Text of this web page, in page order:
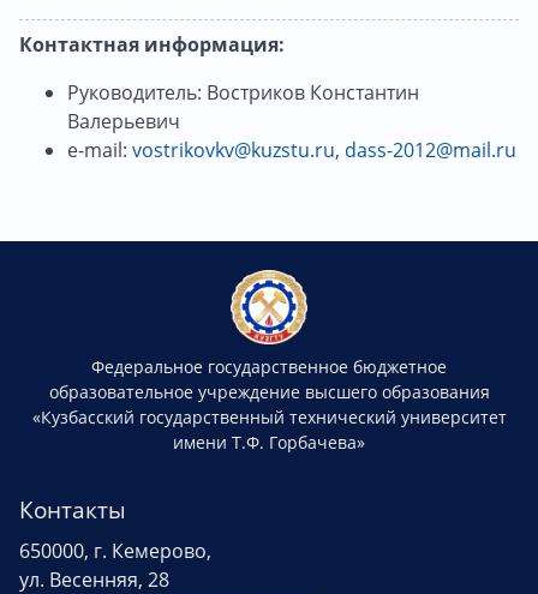
Контактная информация:
Руководитель: Востриков Константин
Валерьевич
e-mail: vostrikovkv@kuzstu.ru, dass-2012@mail.ru
Федеральное государственное бюджетное
образовательное учреждение высшего образования
«Кузбасский государственный технический университет
имени Т.Ф. Горбачева»
Контакты
650000, г. Кемерово,
ул. Весенняя, 28